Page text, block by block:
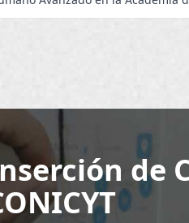
de